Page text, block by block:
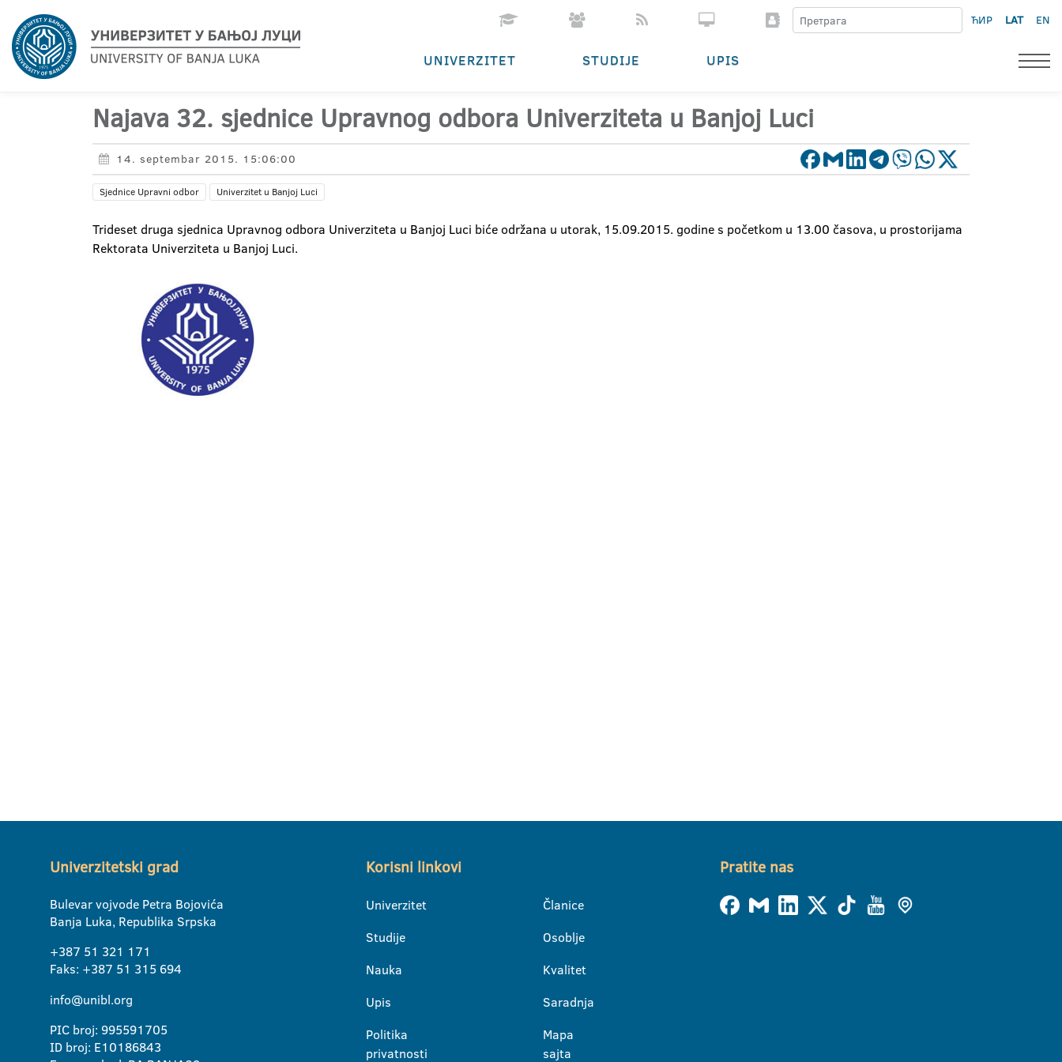
ЋИР LAT EN
UNIVERZITET STUDIJE UPIS
Najava 32. sjednice Upravnog odbora Univerziteta u Banjoj Luci
14. septembar 2015. 15:06:00
Sjednice Upravni odbor Univerzitet u Banjoj Luci
Trideset druga sjednica Upravnog odbora Univerziteta u Banjoj Luci biće održana u utorak, 15.09.2015. godine s početkom u 13.00 časova, u prostorijama
Rektorata Univerziteta u Banjoj Luci.
Univerzitetski grad
Bulevar vojvode Petra Bojovića
Banja Luka, Republika Srpska
+387 51 321 171
Faks: +387 51 315 694
info@unibl.org
PIC broj: 995591705
ID broj: E10186843
Korisni linkovi
Univerzitet
Studije
Nauka
Upis
Politika
privatnosti
Članice
Osoblje
Kvalitet
Saradnja
Mapa
sajta
Pratite nas